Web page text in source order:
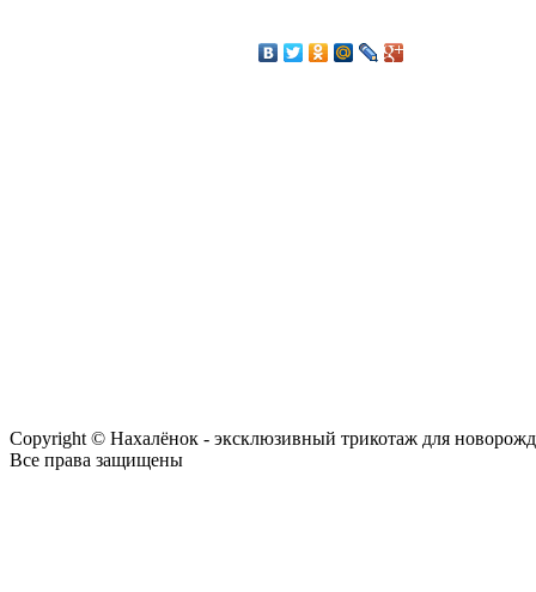
Copyright © Нахалёнок - эксклюзивный трикотаж для
Все права защищены